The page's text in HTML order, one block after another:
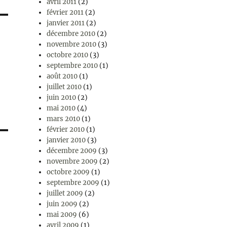
avril 2011 (2)
février 2011 (2)
janvier 2011 (2)
décembre 2010 (2)
novembre 2010 (3)
octobre 2010 (3)
septembre 2010 (1)
août 2010 (1)
juillet 2010 (1)
juin 2010 (2)
mai 2010 (4)
mars 2010 (1)
février 2010 (1)
janvier 2010 (3)
décembre 2009 (3)
novembre 2009 (2)
octobre 2009 (1)
septembre 2009 (1)
juillet 2009 (2)
juin 2009 (2)
mai 2009 (6)
avril 2009 (1)